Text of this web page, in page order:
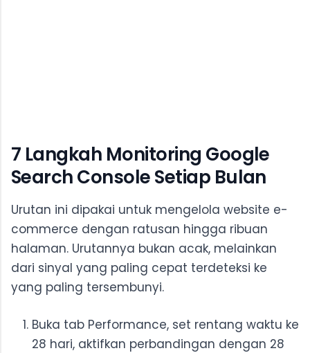
7 Langkah Monitoring Google
Search Console Setiap Bulan
Urutan ini dipakai untuk mengelola website e-
commerce dengan ratusan hingga ribuan
halaman. Urutannya bukan acak, melainkan
dari sinyal yang paling cepat terdeteksi ke
yang paling tersembunyi.
Buka tab Performance, set rentang waktu ke
28 hari, aktifkan perbandingan dengan 28